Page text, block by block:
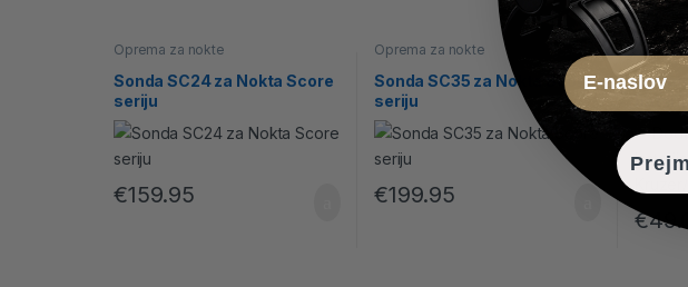
Oprema za nokte
Sonda SC24 za Nokta Score
seriju
€159.95
Oprema za nokte
Sonda SC35 za Nokta Score
seriju
€199.95
€
Email